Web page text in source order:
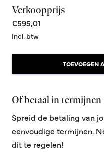
Verkoopprijs
€595,01
Incl. btw
TOEVOEGEN
Of betaal in termijnen
Spreid de betaling van
eenvoudige termijnen.
dit te regelen!